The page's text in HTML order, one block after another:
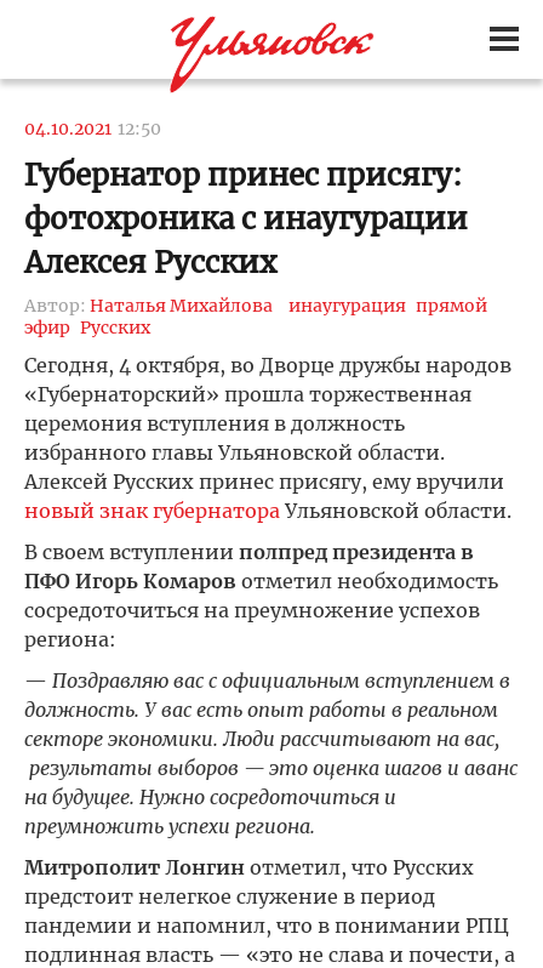
04.10.2021 12:50
Губернатор принес присягу:
фотохроника с инаугурации
Алексея Русских
Автор: Наталья Михайлова инаугурация прямой
эфир Русских
Сегодня, 4 октября, во Дворце дружбы народов
«Губернаторский» прошла торжественная
церемония вступления в должность
избранного главы Ульяновской области.
Алексей Русских принес присягу, ему вручили
новый знак губернатора Ульяновской области.
В своем вступлении полпред президента в
ПФО Игорь Комаров отметил необходимость
сосредоточиться на преумножение успехов
региона:
— Поздравляю вас с официальным вступлением в
должность. У вас есть опыт работы в реальном
секторе экономики. Люди рассчитывают на вас,
результаты выборов — это оценка шагов и аванс
на будущее. Нужно сосредоточиться и
преумножить успехи региона.
Митрополит Лонгин отметил, что Русских
предстоит нелегкое служение в период
пандемии и напомнил, что в понимании РПЦ
подлинная власть — «это не слава и почести, а